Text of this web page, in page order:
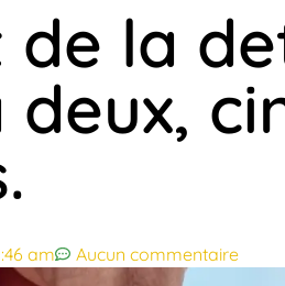
de la
am Aucun commentaire